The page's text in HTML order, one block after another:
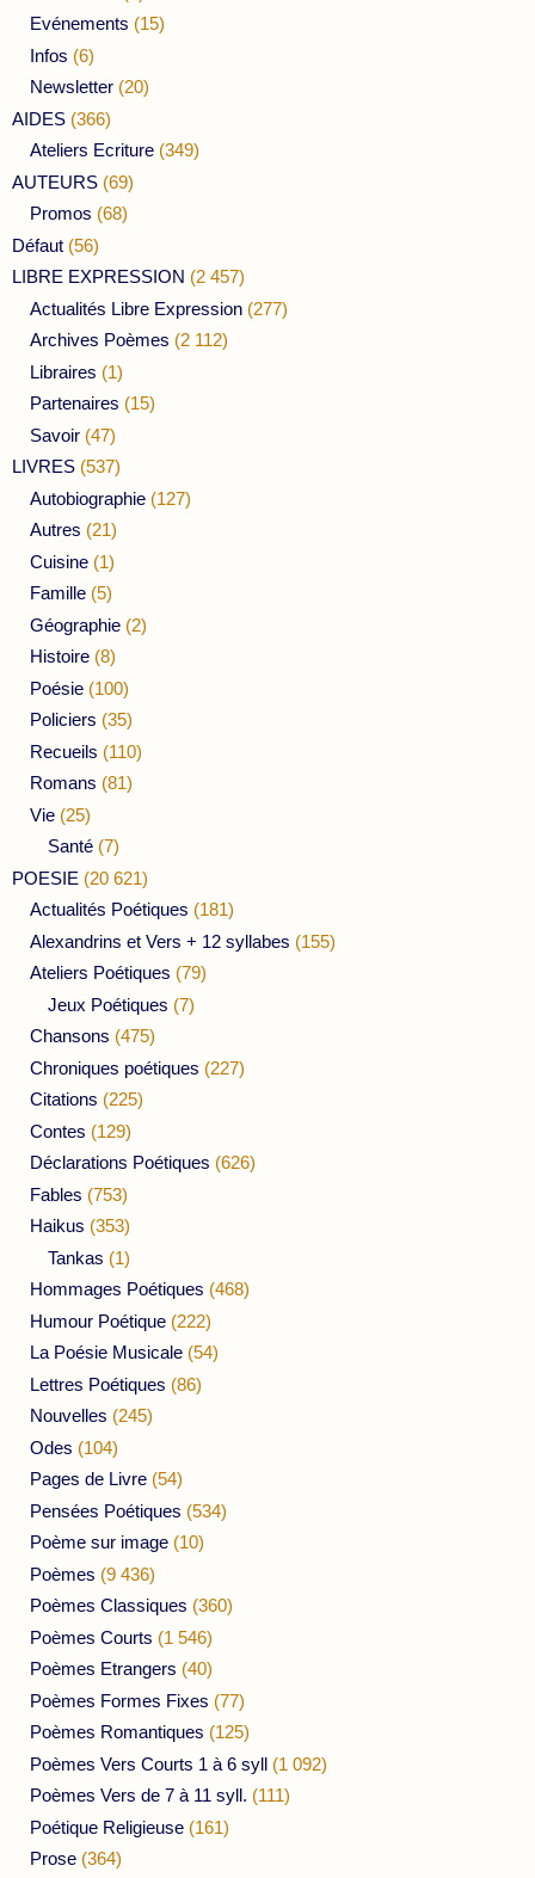
Evénements (15)
Infos (6)
Newsletter (20)
AIDES (366)
Ateliers Ecriture (349)
AUTEURS (69)
Promos (68)
Défaut (56)
LIBRE EXPRESSION (2 457)
Actualités Libre Expression (277)
Archives Poèmes (2 112)
Libraires (1)
Partenaires (15)
Savoir (47)
LIVRES (537)
Autobiographie (127)
Autres (21)
Cuisine (1)
Famille (5)
Géographie (2)
Histoire (8)
Poésie (100)
Policiers (35)
Recueils (110)
Romans (81)
Vie (25)
Santé (7)
POESIE (20 621)
Actualités Poétiques (181)
Alexandrins et Vers + 12 syllabes (155)
Ateliers Poétiques (79)
Jeux Poétiques (7)
Chansons (475)
Chroniques poétiques (227)
Citations (225)
Contes (129)
Déclarations Poétiques (626)
Fables (753)
Haikus (353)
Tankas (1)
Hommages Poétiques (468)
Humour Poétique (222)
La Poésie Musicale (54)
Lettres Poétiques (86)
Nouvelles (245)
Odes (104)
Pages de Livre (54)
Pensées Poétiques (534)
Poème sur image (10)
Poèmes (9 436)
Poèmes Classiques (360)
Poèmes Courts (1 546)
Poèmes Etrangers (40)
Poèmes Formes Fixes (77)
Poèmes Romantiques (125)
Poèmes Vers Courts 1 à 6 syll (1 092)
Poèmes Vers de 7 à 11 syll. (111)
Poétique Religieuse (161)
Prose (364)